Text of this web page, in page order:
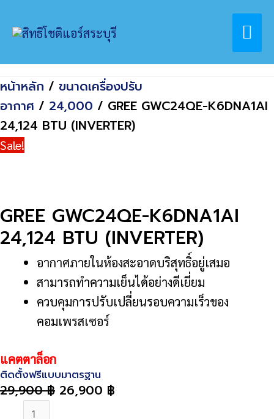
Home
สินค้า
GREE GWC24QE-K6DNA1AI 24,124 BTU
หน้าหลัก / ขนาดเครื่องปรับ
อากาศ / 24,000 / GREE GWC24QE-K6DNA1AI
24,124 BTU (INVERTER)
Sale!
GREE GWC24QE-K6DNA1AI
24,124 BTU (INVERTER)
อากาศภายในห้องสะอาดบริสุทธิ์อยู่เสมอ
สามารถทำความเย็นได้อย่างดีเยี่ยม
ควบคุมการปรับเปลี่ยนรอบความเร็วของ
คอมเพรสเซอร์
แคตตาล็อก
ติดตั้งฟรีแบบมาตรฐาน
29,900฿ 26,900 ฿
จำนวน